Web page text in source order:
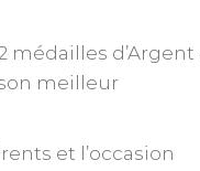
médailles d’Argent
meilleur
et l’occasion